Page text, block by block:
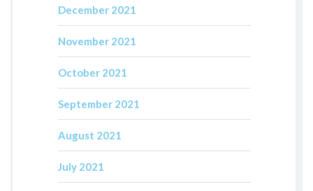
December 2021
November 2021
October 2021
September 2021
August 2021
July 2021